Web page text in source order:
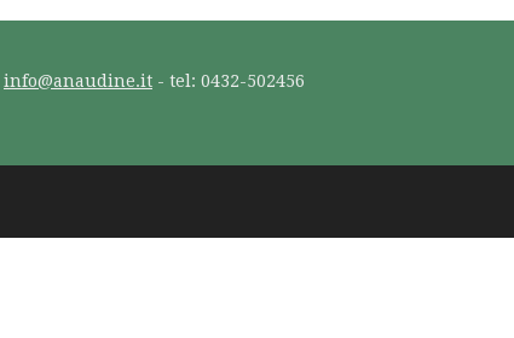
info@anaudine.it - tel: 0432-502456